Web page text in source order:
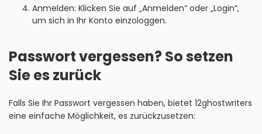
Anmelden: Klicken Sie auf „Anmelden“ oder „Login“,
um sich in Ihr Konto einzologgen.
Passwort vergessen? So setzen
Sie es zurück
Falls Sie Ihr Passwort vergessen haben, bietet 12ghostwriters
eine einfache Möglichkeit, es zurückzusetzen: